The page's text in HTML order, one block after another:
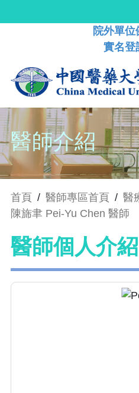
院外單位
實名登
醫師介紹
首頁 / 醫師專區首頁 / 醫
陳旆聿 Pei-Yu Chen 醫師
醫師個人介紹